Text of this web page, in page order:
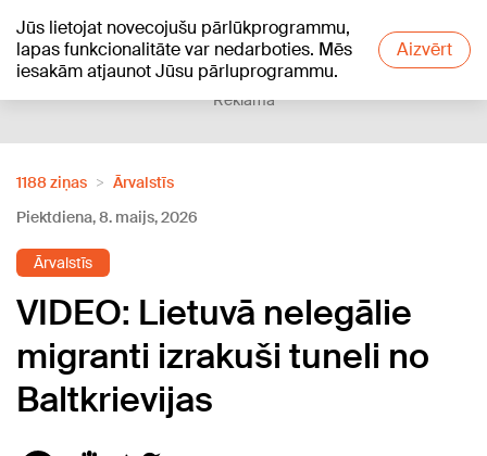
Jūs lietojat novecojušu pārlūkprogrammu,
lapas funkcionalitāte var nedarboties. Mēs
iesakām atjaunot Jūsu pārluprogrammu.
Aizvērt
+23°C
Reklāma
1188 ziņas
Ārvalstīs
Piektdiena, 8. maijs, 2026
Ārvalstīs
VIDEO: Lietuvā nelegālie
migranti izrakuši tuneli no
Baltkrievijas